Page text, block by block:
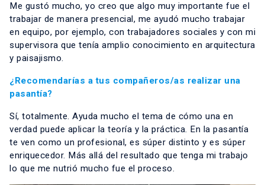
Me gustó mucho, yo creo que algo muy importante fue el
trabajar de manera presencial, me ayudó mucho trabajar
en equipo, por ejemplo, con trabajadores sociales y con mi
supervisora que tenía amplio conocimiento en arquitectura
y paisajismo.
¿Recomendarías a tus compañeros/as realizar una
pasantía?
Sí, totalmente. Ayuda mucho el tema de cómo una en
verdad puede aplicar la teoría y la práctica. En la pasantía
te ven como un profesional, es súper distinto y es súper
enriquecedor. Más allá del resultado que tenga mi trabajo
lo que me nutrió mucho fue el proceso.